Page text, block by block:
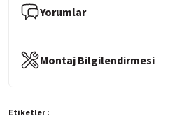
Yorumlar
Montaj Bilgilendirmesi
Etiketler :